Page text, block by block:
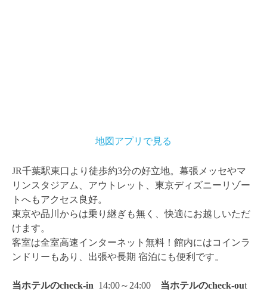
地図アプリで見る
JR千葉駅東口より徒歩約3分の好立地。幕張メッセやマ
リンスタジアム、アウトレット、東京ディズニーリゾー
トへもアクセス良好。
東京や品川からは乗り継ぎも無く、快適にお越しいただ
けます。
客室は全室高速インターネット無料！館内にはコインラ
ンドリーもあり、出張や長期 宿泊にも便利です。
当ホテルのcheck-in 14:00～24:00 当ホテルのcheck-out